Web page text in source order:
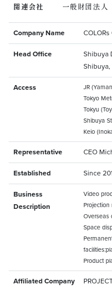
関連会社 一般財団法人
Company Name COLORs
Head Office
Shibuya
Shibuya,
Access
JR
Tokyo
Tokyu
Shibuya
Keio
Representative CEO
Established Since
Business
Description
Video
Overseas
Space
Product
Affiliated Company